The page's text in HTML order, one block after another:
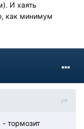
И хаять
как минимум
- тормозит